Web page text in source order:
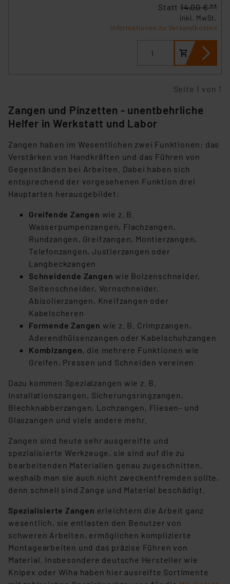
Statt 14,00 € **
inkl. MwSt.
Informationen zu Versandkosten
Seite 1 von 1
Zangen und Pinzetten - unentbehrliche
Helfer in Werkstatt und Labor
Zangen haben im Wesentlichen zwei Funktionen: das
Verstärken von Handkräften und das Führen von
Gegenständen bei Arbeiten. Dabei haben sich
entsprechend der vorgesehenen Funktion drei
Hauptarten herausgebildet:
Greifende Zangen wie z. B.
Wasserpumpenzangen, Flachzangen,
Rundzangen, Greifzangen, Montierzangen,
Telefonzangen, Justierzangen oder
Langbeckzangen
Schneidende Zangen wie Bolzenschneider,
Seitenschneider, Vornschneider,
Abisolierzangen, Kneifzangen oder
Kabelscheren
Formende Zangen wie z. B. Crimpzangen,
Aderendhülsenzangen oder Kabelschuhzangen
Kombizangen, die mehrere Funktionen wie
Greifen, Pressen und Schneiden vereinen
Dazu kommen Spezialzangen wie z. B.
Installationszangen, Sicherungsringzangen,
Blechknabberzangen, Lochzangen, Fliesen- und
Glaszangen und viele andere mehr.
Zangen sind heute sehr ausgereifte und
spezialisierte Werkzeuge, sie sind auf die zu
bearbeitenden Materialien genau zugeschnitten,
weshalb man sie auch nicht zweckentfremden sollte,
denn schnell sind Zange und Material beschädigt.
Spezialisierte Zangen erleichtern die Arbeit ganz
wesentlich, sie entlasten den Benutzer von
schweren Arbeiten, ermöglichen komplizierte
Montagearbeiten und das präzise Führen von
Material. Insbesondere deutsche Hersteller wie
Knipex oder Wiha haben hier ausreifte Sortimente